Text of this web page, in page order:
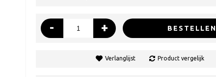
- + BESTELLEN
Verlanglijst Product vergelijk